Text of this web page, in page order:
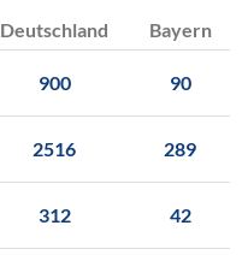
Deutschland
Bayern
900 90
2516 289
312 42